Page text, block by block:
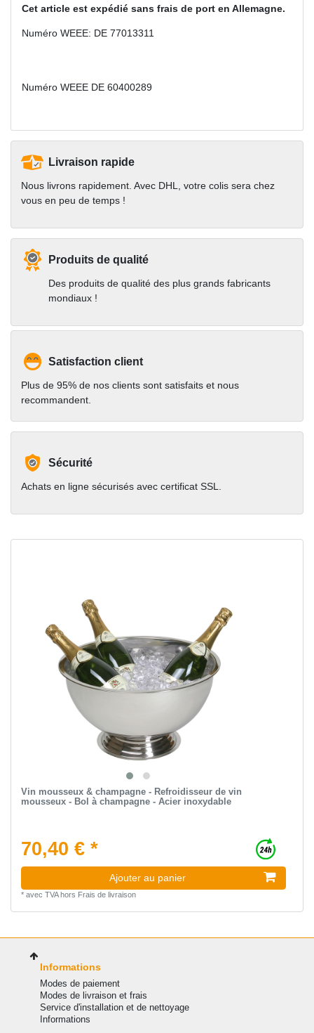
Cet article est expédié sans frais de port en Allemagne.
Numéro WEEE: DE 77013311
Numéro WEEE DE 60400289
Livraison rapide
Nous livrons rapidement. Avec DHL, votre colis sera chez
vous en peu de temps !
Produits de qualité
Des produits de qualité des plus grands fabricants
mondiaux !
Satisfaction client
Plus de 95% de nos clients sont satisfaits et nous
recommandent.
Sécurité
Achats en ligne sécurisés avec certificat SSL.
Vin mousseux & champagne - Refroidisseur de vin
mousseux - Bol à champagne - Acier inoxydable
70,40 € *
Ajouter au panier
* avec TVAhors Frais de livraison
Informations
Modes de paiement
Modes de livraison et frais
Service d'installation et de nettoyage
Informations